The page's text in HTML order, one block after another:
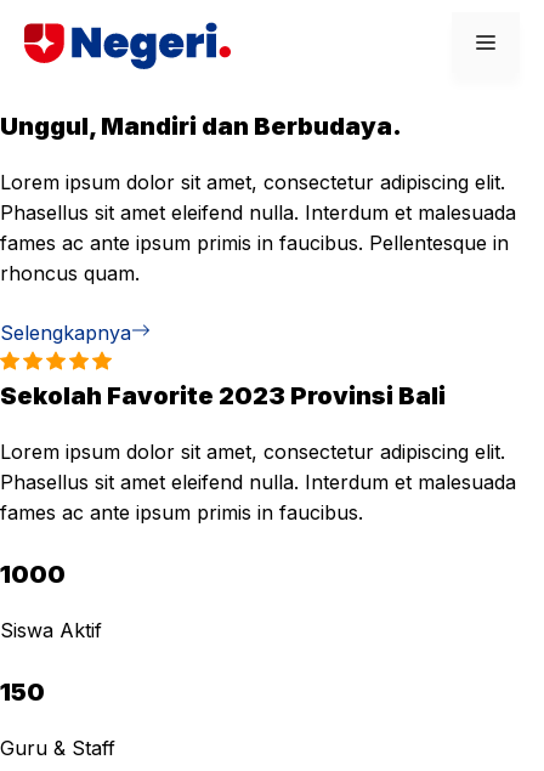
Unggul, Mandiri dan Berbudaya.
Lorem ipsum dolor sit amet, consectetur adipiscing elit.
Phasellus sit amet eleifend nulla. Interdum et malesuada
fames ac ante ipsum primis in faucibus. Pellentesque in
rhoncus quam.
Selengkapnya
Sekolah Favorite 2023 Provinsi Bali
Lorem ipsum dolor sit amet, consectetur adipiscing elit.
Phasellus sit amet eleifend nulla. Interdum et malesuada
fames ac ante ipsum primis in faucibus.
1000
Siswa Aktif
150
Guru & Staff